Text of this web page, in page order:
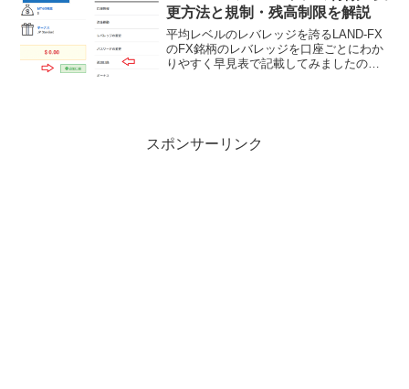
いいでし...
更方法と規制・残高制限を解説
平均レベルのレバレッジを誇るLAND-FX
のFX銘柄のレバレッジを口座ごとにわか
りやすく早見表で記載してみましたの
スポンサーリンク